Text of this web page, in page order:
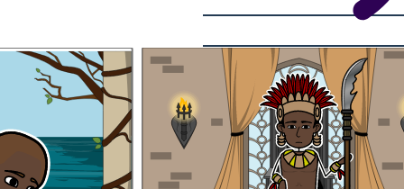
unang napunta sa kanyang pinsang si Haring
Nagsanay siyang mabuti sa
paghawak ng busog at palaso
na kinalaunan ay nanalo siya
sa paligsahan ng pagpana.